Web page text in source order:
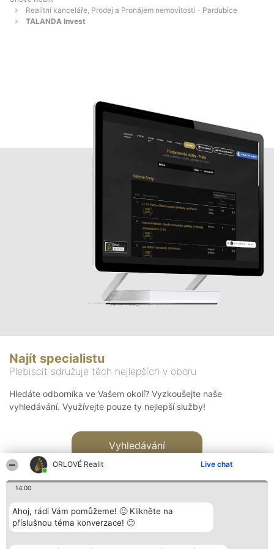
ORLOVÉ Realit Live chat
14:00
Ahoj, rádi Vám pomůžeme! 🙂 Klikněte na
příslušnou téma konverzace! 🙂
Realitní kanceláře, Prodej a Pronájem nemovitostí - Pardubice
TALANDA Invest
Najít specialistu
Plebiscit sdružuje těch nejlepších v oboru
Hledáte odborníka ve Vašem okolí? Vyzkoušejte naše
vyhledávání. Využívejte pouze ty nejlepší služby!
Vyhledávání
Bright Side Solutions sp. z o. Vítězové Kontakt